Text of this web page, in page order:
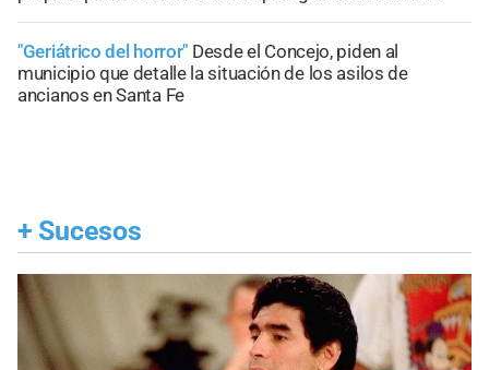
"Geriátrico del horror" Desde el Concejo, piden al
municipio que detalle la situación de los asilos de
ancianos en Santa Fe
+ Sucesos